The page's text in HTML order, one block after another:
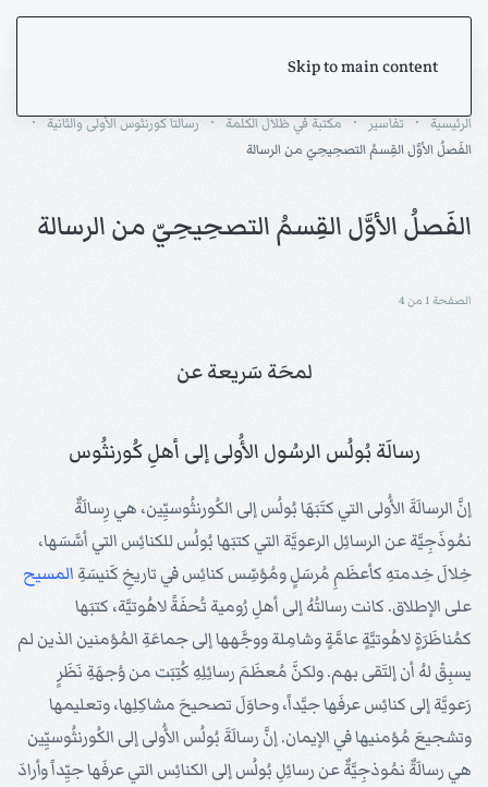
Skip to main content
الرئيسية تفاسير مكتبة في ظلال الكلمة
رسالتا كورنثوس الأولى والثانية
الفَصلُ الأوَّل القِسمُ التصحِيحِيّ من الرسالة
الفَصلُ الأوَّل القِسمُ التصحِيحِيّ من الرسالة
الصفحة 1 من 4
لمحَة سَريعة عن
رسالَة بُولُس الرسُول الأُولى إلى أهلِ كُورنثُوس
إنَّ الرسالَةَ الأُولى التي كتَبَهَا بُولُس إلى الكُورنثُوسيِّين، هي رِسالَةٌ
نمُوذَجِيَّة عن الرسائِل الرعويَّة التي كتبَها بُولُس للكنائِس التي أسَّسَها،
خِلالَ خِدمتهِ كأعظَمِ مُرسَلٍ ومُؤسِّس كنائِس في تاريخِ كَنيسَةِ المسيح
على الإطلاق. كانت رسالتُهُ إلى أهلِ رُومية تُحفَةً لاهُوتيَّة، كتبَها
كمُناظَرَةٍ لاهُوتيَّةٍ عامَّةٍ وشامِلة ووجَّهها إلى جماعَةِ المُؤمنين الذين لم
يسبِقْ لهُ أن إلتَقى بهم. ولكنَّ مُعظَمَ رسائِلِهِ كُتِبَت من وُجهَةِ نَظَرٍ
رَعويَّة إلى كنائِس عرفَها جيَّداً، وحاوَلَ تصحيحَ مشاكِلِها، وتعليمها
وتشجيعَ مُؤمنيها في الإيمان. إنَّ رسالَةَ بُولُس الأُولى إلى الكُورنثُوسيِّين
هي رسالَةٌ نمُوذجِيَّةٌ عن رسائِلِ بُولُس إلى الكنائِس التي عرفَها جيِّداً وأرادَ